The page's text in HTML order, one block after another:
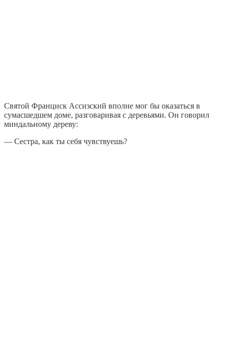
Святой Франциск Ассизский вполне мог бы оказаться в
сумасшедшем доме, разговаривая с деревьями. Он говорил
миндальному дереву:
— Сестра, как ты себя чувствуешь?